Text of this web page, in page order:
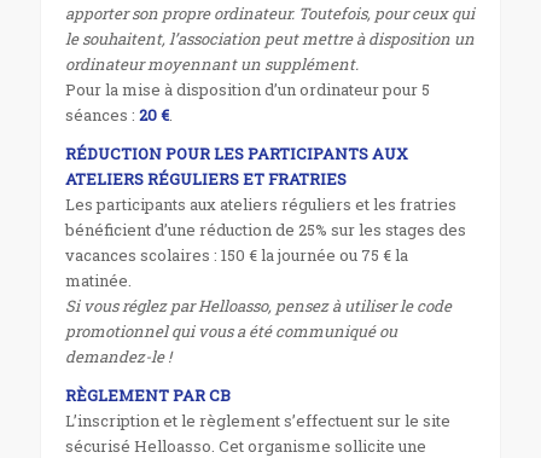
apporter son propre ordinateur. Toutefois, pour ceux qui
le souhaitent, l’association peut mettre à disposition un
ordinateur moyennant un supplément.
Pour la mise à disposition d’un ordinateur pour 5
séances : 20 €.
RÉDUCTION POUR LES PARTICIPANTS AUX
ATELIERS RÉGULIERS ET FRATRIES
Les participants aux ateliers réguliers et les fratries
bénéficient d’une réduction de 25% sur les stages des
vacances scolaires : 150 € la journée ou 75 € la
matinée.
Si vous réglez par Helloasso, pensez à utiliser le code
promotionnel qui vous a été communiqué ou
demandez-le !
RÈGLEMENT PAR CB
L’inscription et le règlement s’effectuent sur le site
sécurisé Helloasso. Cet organisme sollicite une